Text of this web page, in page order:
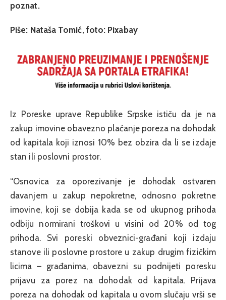
poznat.
Piše: Nataša Tomić, foto: Pixabay
Iz Poreske uprave Republike Srpske ističu da je na
zakup imovine obavezno plaćanje poreza na dohodak
od kapitala koji iznosi 10% bez obzira da li se izdaje
stan ili poslovni prostor.
“Osnovica za oporezivanje je dohodak ostvaren
davanjem u zakup nepokretne, odnosno pokretne
imovine, koji se dobija kada se od ukupnog prihoda
odbiju normirani troškovi u visini od 20% od tog
prihoda. Svi poreski obveznici-građani koji izdaju
stanove ili poslovne prostore u zakup drugim fizičkim
licima – građanima, obavezni su podnijeti poresku
prijavu za porez na dohodak od kapitala. Prijava
poreza na dohodak od kapitala u ovom slučaju vrši se